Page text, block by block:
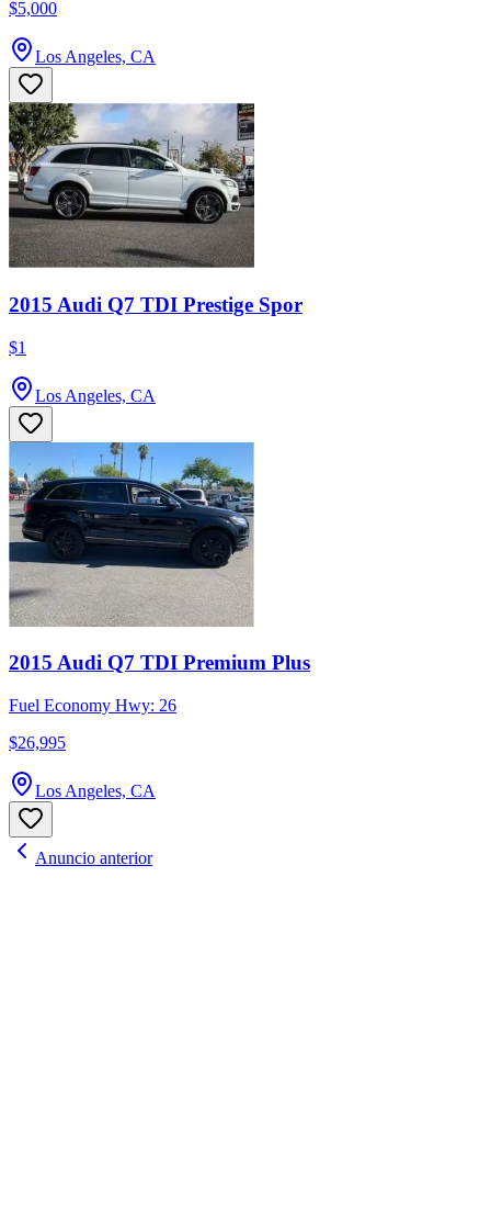
$5,000
Los Angeles, CA
2015 Audi Q7 TDI Prestige Spor
$1
Los Angeles, CA
2015 Audi Q7 TDI Premium Plus
Fuel Economy Hwy: 26
$26,995
Los Angeles, CA
Anuncio anterior